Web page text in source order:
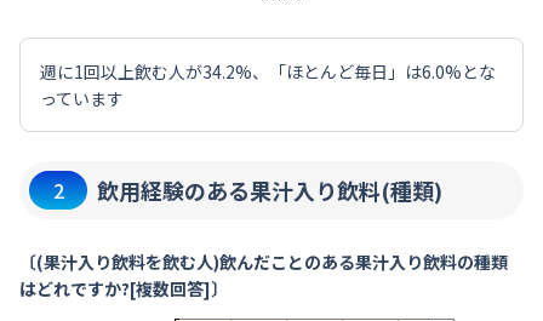
週に1回以上飲む人が34.2%、「ほとんど毎日」は6.0%とな
っています
2 飲用経験のある果汁入り飲料(種類)
〔(果汁入り飲料を飲む人)飲んだことのある果汁入り飲料の種類
はどれですか?[複数回答]〕